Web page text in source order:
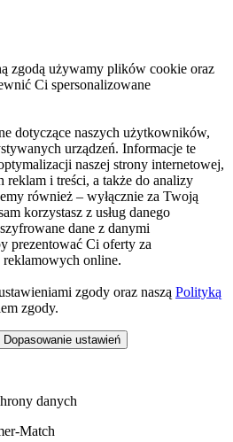
zgodą używamy plików cookie oraz
Ci spersonalizowane
dotyczące naszych użytkowników,
urządzeń. Informacje te
naszej strony internetowej,
i treści, a także do analizy
również – wyłącznie za Twoją
korzystasz z usług danego
dane z danymi
prezentować Ci oferty za
reklamowych online.
zgody oraz naszą Polityką
zgody.
Dopasowanie ustawień
danych
Match